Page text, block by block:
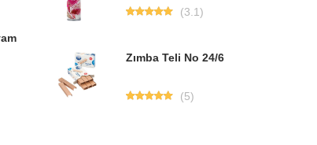
(3.1)
Zımba Teli No 24/6
(5)